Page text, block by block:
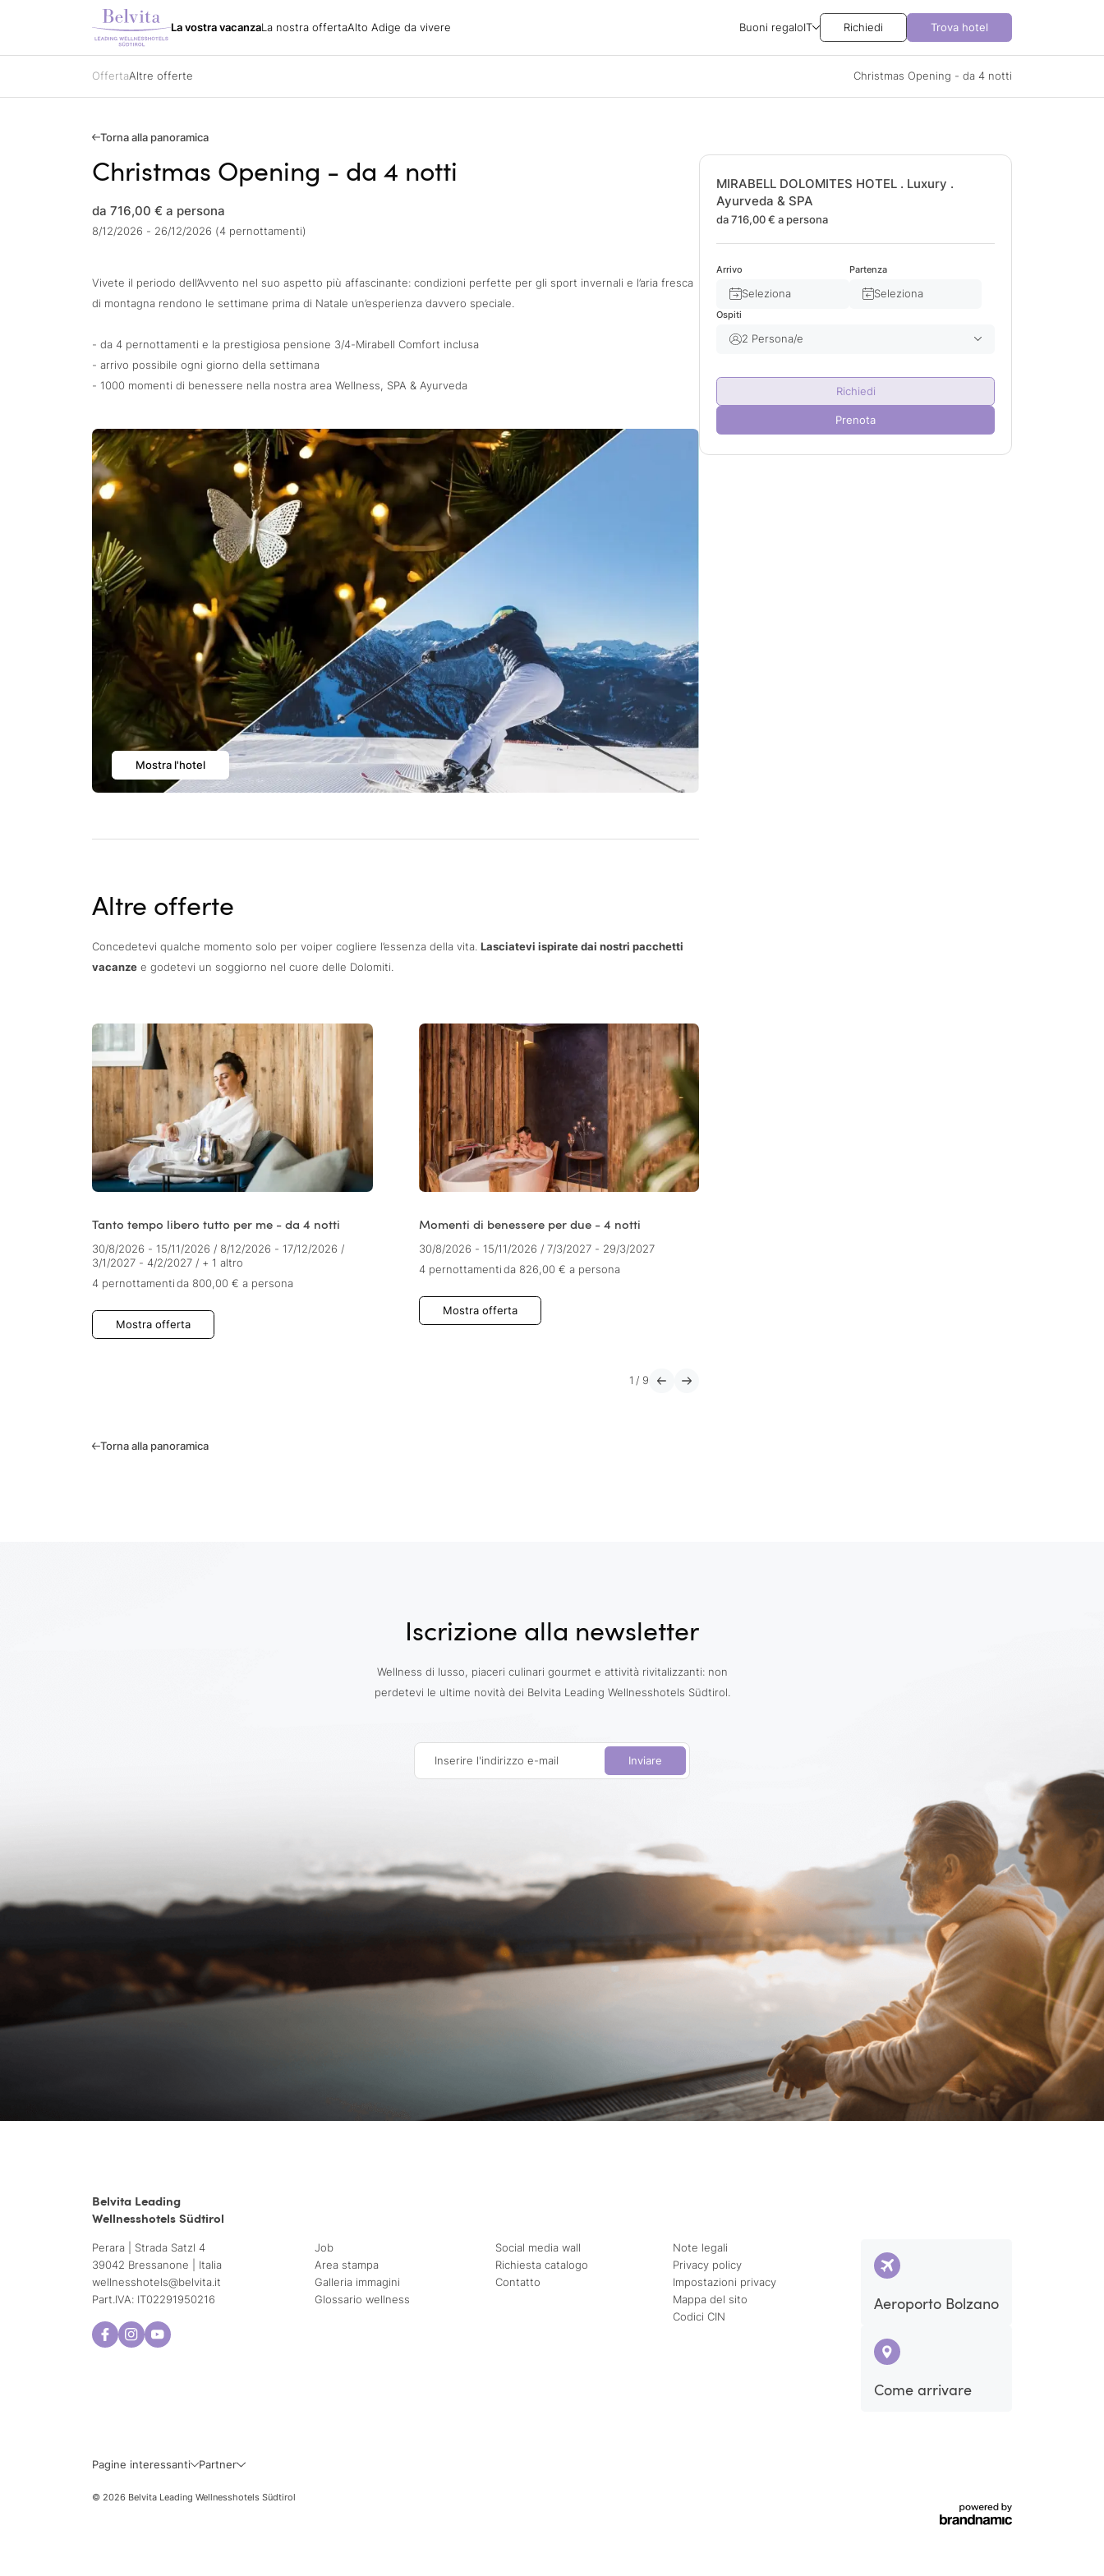
La vostra vacanza
Belvita Spirit
Galleria immagini
Belvita Spirit
Come arrivare
Jobs
La nostra offerta
Tutti gli hotel
La nostra offerta Alto Adige da vivere
Aree vacanze
Buoni regaloIT Richiedi Trova hotel
OffertaAltre offerte Christmas Opening - da 4 notti
Torna alla panoramica
Christmas Opening - da 4 notti
da 716,00 € a persona
8/12/2026 - 26/12/2026 (4 pernottamenti)
Vivete il periodo dell’Avvento nel suo aspetto più affascinante: condizioni perfette per gli sport invernali e l’aria fresca
di montagna rendono le settimane prima di Natale un’esperienza davvero speciale.
- da 4 pernottamenti e la prestigiosa pensione 3/4-Mirabell Comfort inclusa
- arrivo possibile ogni giorno della settimana
- 1000 momenti di benessere nella nostra area Wellness, SPA & Ayurveda
Mostra l'hotel
Altre offerte
Concedetevi qualche momento solo per voiper cogliere l’essenza della vita. Lasciatevi ispirate dai nostri pacchetti
vacanze e godetevi un soggiorno nel cuore delle Dolomiti.
Tanto tempo libero tutto per me - da 4 notti
30/8/2026 - 15/11/2026 / 8/12/2026 - 17/12/2026 /
3/1/2027 - 4/2/2027 / + 1 altro
4 pernottamenti da 800,00 € a persona
Mostra offerta
Momenti di benessere per due - 4 notti
30/8/2026 - 15/11/2026 / 7/3/2027 - 29/3/2027
4 pernottamenti da 826,00 € a persona
Mostra offerta
1 / 9
Torna alla panoramica
MIRABELL DOLOMITES HOTEL . Luxury .
Ayurveda & SPA
da 716,00 €a persona
Arrivo
Seleziona
Partenza
Seleziona
Ospiti
2 Persona/e
Bambino/i 0
Richiedi
Prenota
Iscrizione alla newsletter
Wellness di lusso, piaceri culinari gourmet e attività rivitalizzanti: non
perdetevi le ultime novità dei Belvita Leading Wellnesshotels Südtirol.
Inserire l'indirizzo e-mail Inviare
Belvita Leading
Wellnesshotels Südtirol
Perara | Strada Satzl 4
39042 Bressanone | Italia
wellnesshotels@belvita.it
Part.IVA: IT02291950216
Job
Area stampa
Galleria immagini
Glossario wellness
Social media wall
Richiesta catalogo
Contatto
Note legali
Privacy policy
Impostazioni privacy
Mappa del sito
Codici CIN
Aeroporto Bolzano
Come arrivare
Pagine interessanti Partner
© 2026 Belvita Leading Wellnesshotels Südtirol